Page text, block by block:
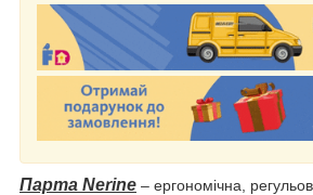
Парта Nerine – ергономічна,